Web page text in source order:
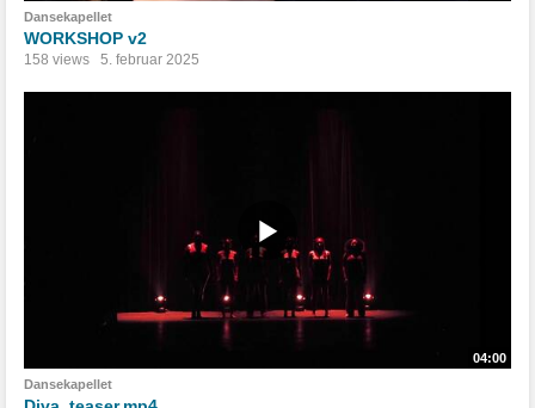
Dansekapellet
WORKSHOP v2
158 views 5. februar 2025
04:00
Dansekapellet